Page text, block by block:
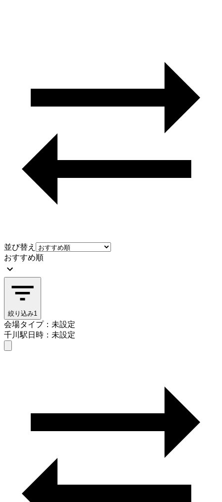
並び替え
おすすめ順
絞り込み1
会場タイプ：未設定
千川駅日時：未設定